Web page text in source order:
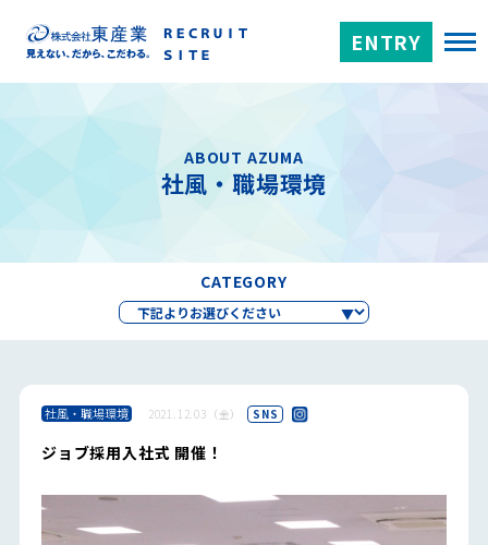
ENTRY
ABOUT AZUMA
社風・職場環境
CATEGORY
社風・職場環境 2021.12.03（金） SNS
ジョブ採用入社式 開催！